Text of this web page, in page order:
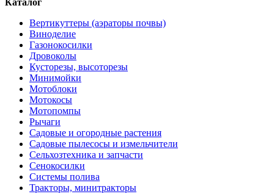
Каталог
Вертикуттеры (аэраторы почвы)
Виноделие
Газонокосилки
Дровоколы
Кусторезы, высоторезы
Минимойки
Мотоблоки
Мотокосы
Мотопомпы
Рычаги
Садовые и огородные растения
Садовые пылесосы и измельчители
Сельхозтехника и запчасти
Сенокосилки
Системы полива
Тракторы, минитракторы